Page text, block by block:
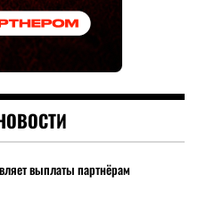
выплаты партнёрам